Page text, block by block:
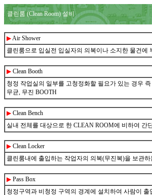
클린룸 (Clean Room) 설비
▶Air Shower
클린룸으로 입실전 입실자의 의복이나 소지한 물건
▶ Clean Booth
청정 작업실의 일부를 고청정화할 필요가 있는 경우
무균, 무진 BOOTH
▶ Clean Bench
실내 전체를 대상으로 한 CLEAN ROOM에 비하여
▶ Clean Locker
클린룸내에 출입하는 작업자의 의복(무진복)을 보관
▶ Pass Box
청정구역과 비청정 구역의 경계에 설치하여 사람이